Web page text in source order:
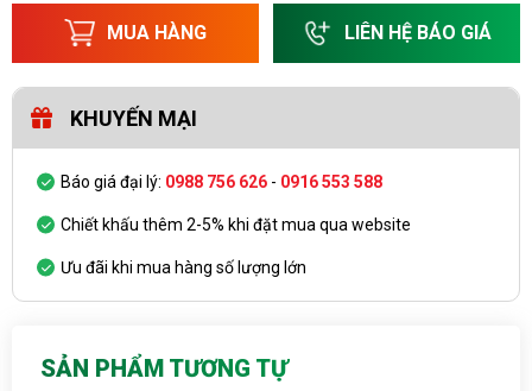
MUA HÀNG LIÊN HỆ BÁO GIÁ
KHUYẾN MẠI
Báo giá đại lý: 0988 756 626 - 0916 553 588
Chiết khấu thêm 2-5% khi đặt mua qua website
Ưu đãi khi mua hàng số lượng lớn
SẢN PHẨM TƯƠNG TỰ